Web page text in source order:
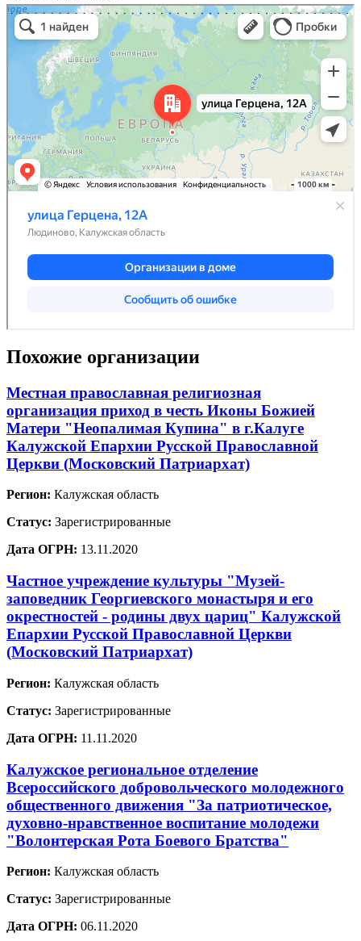
Похожие организации
Местная православная религиозная
организация приход в честь Иконы Божией
Матери "Неопалимая Купина" в г.Калуге
Калужской Епархии Русской Православной
Церкви (Московский Патриархат)
Регион: Калужская область
Статус: Зарегистрированные
Дата ОГРН: 13.11.2020
Частное учреждение культуры "Музей-
заповедник Георгиевского монастыря и его
окрестностей - родины двух цариц" Калужской
Епархии Русской Православной Церкви
(Московский Патриархат)
Регион: Калужская область
Статус: Зарегистрированные
Дата ОГРН: 11.11.2020
Калужское региональное отделение
Всероссийского добровольческого молодежного
общественного движения "За патриотическое,
духовно-нравственное воспитание молодежи
"Волонтерская Рота Боевого Братства"
Регион: Калужская область
Статус: Зарегистрированные
Дата ОГРН: 06.11.2020